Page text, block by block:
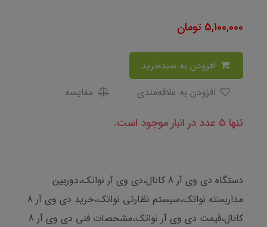
5,100,000 تومان
مقایسه
تنها 5 عدد در انبار موجود است.
دستگاه دی وی آر 8 کانال،دی وی آر نواتک،دوربین
مداربسته نواتک،سیستم نظارتی نواتک،خرید دی وی آر 8
کانال،قیمت دی وی آر نواتک،مشخصات فنی دی وی آر 8